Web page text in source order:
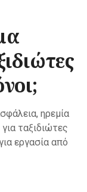
ηρεμία
ταξιδιώτες
εργασία από